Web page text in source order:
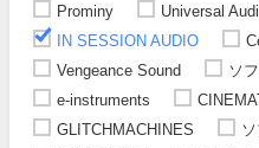
Prominy
Universal
IN SESSION AUDIO
Vengeance Sound
ソ
e-instruments
GLITCHMACHINES